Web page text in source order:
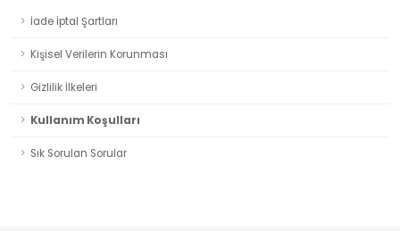
İade İptal Şartları
Kişisel Verilerin Korunması
Gizlilik İlkeleri
Kullanım Koşulları
Sık Sorulan Sorular